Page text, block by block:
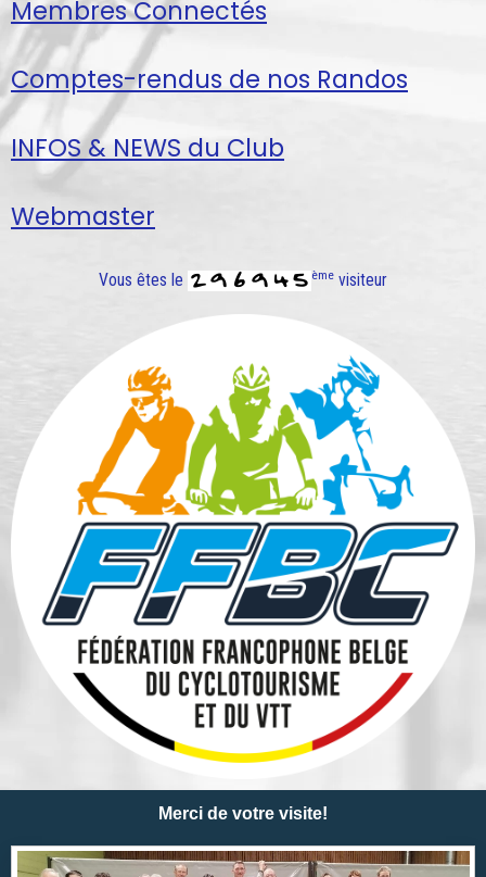
Membres Connectés
Comptes-rendus de nos Randos
INFOS & NEWS du Club
Webmaster
Vous êtes le ème visiteur
Merci de votre visite!